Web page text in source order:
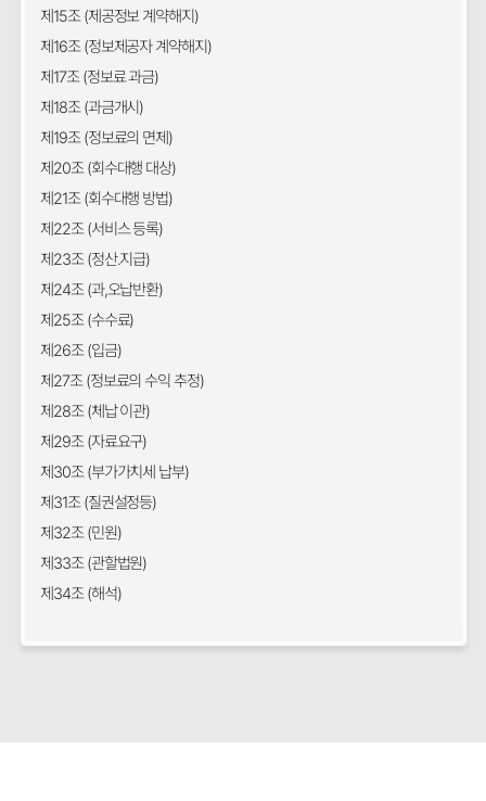
제15조 (제공정보 계약해지)
제16조 (정보제공자 계약해지)
제17조 (정보료 과금)
제18조 (과금개시)
제19조 (정보료의 면제)
제20조 (회수대행 대상)
제21조 (회수대행 방법)
제22조 (서비스 등록)
제23조 (정산.지급)
제24조 (과,오납반환)
제25조 (수수료)
제26조 (입금)
제27조 (정보료의 수익 추정)
제28조 (체납 이관)
제29조 (자료요구)
제30조 (부가가치세 납부)
제31조 (질권설정등)
제32조 (민원)
제33조 (관할법원)
제34조 (해석)